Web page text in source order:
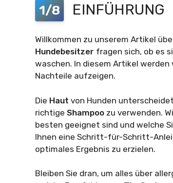
1/8 EINFÜHRUNG
Willkommen zu unserem Artikel
Hundebesitzer fragen sich, ob es
waschen. In diesem Artikel
Nachteile aufzeigen.
Die Haut von Hunden
richtige Shampoo zu verwenden.
besten geeignet sind und welche
Ihnen eine Schritt-für-Schritt-
optimales Ergebnis zu erzielen.
Bleiben Sie dran, um alles über